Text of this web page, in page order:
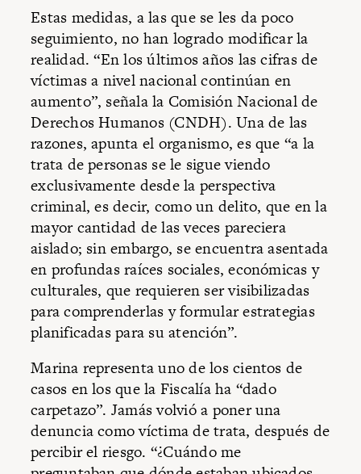
Estas medidas, a las que se les da poco
seguimiento, no han logrado modificar la
realidad. “En los últimos años las cifras de
víctimas a nivel nacional continúan en
aumento”, señala la Comisión Nacional de
Derechos Humanos (CNDH). Una de las
razones, apunta el organismo, es que “a la
trata de personas se le sigue viendo
exclusivamente desde la perspectiva
criminal, es decir, como un delito, que en la
mayor cantidad de las veces pareciera
aislado; sin embargo, se encuentra asentada
en profundas raíces sociales, económicas y
culturales, que requieren ser visibilizadas
para comprenderlas y formular estrategias
planificadas para su atención”.
Marina representa uno de los cientos de
casos en los que la Fiscalía ha “dado
carpetazo”. Jamás volvió a poner una
denuncia como víctima de trata, después de
percibir el riesgo. “¿Cuándo me